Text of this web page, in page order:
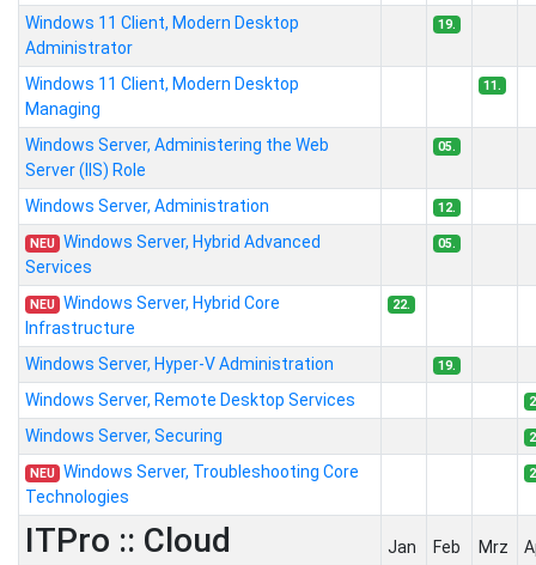
Windows 11 Client, Modern Desktop
Administrator
19.
Windows 11 Client, Modern Desktop
Managing
11.
Windows Server, Administering the Web
Server (IIS) Role
05.
Windows Server, Administration 12.
NEU Windows Server, Hybrid Advanced
Services
05.
NEU Windows Server, Hybrid Core
Infrastructure
22.
Windows Server, Hyper-V Administration 19.
Windows Server, Remote Desktop Services
Windows Server, Securing
NEU Windows Server, Troubleshooting Core
Technologies
ITPro :: Cloud Jan Feb Mrz